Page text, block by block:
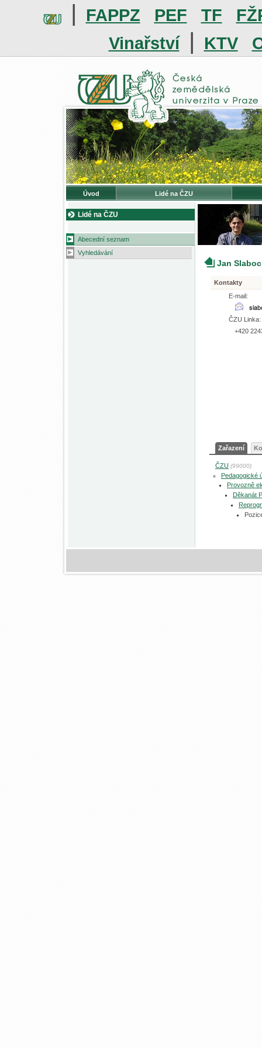
| FAPPZ PEF TF
Vinařství | KTV
Úvod Lidé na ČZU
Lidé na ČZU
Abecední seznam
Vyhledávání
Jan
Kontakty
E-mail:
ČZU Linka:
+420
Zařazení
ČZU (99000)
Pedagogické
Provozně
Děkanát